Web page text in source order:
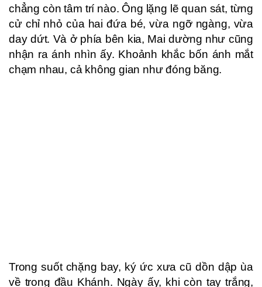
chẳng còn tâm trí nào. Ông lặng lẽ quan sát, từng
cử chỉ nhỏ của hai đứa bé, vừa ngỡ ngàng, vừa
day dứt. Và ở phía bên kia, Mai dường như cũng
nhận ra ánh nhìn ấy. Khoảnh khắc bốn ánh mắt
chạm nhau, cả không gian như đóng băng.
Trong suốt chặng bay, ký ức xưa cũ dồn dập ùa
về trong đầu Khánh. Ngày ấy, khi còn tay trắng,